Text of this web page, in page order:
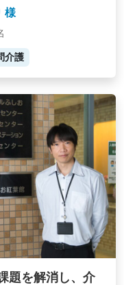
様
介護
題を解消し、介